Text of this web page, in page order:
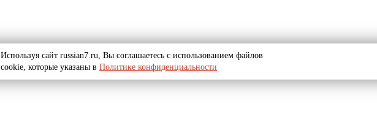
Используя сайт russian7.ru, Вы соглашаетесь с использованием файлов
cookie, которые указаны в Политике конфиденциальности